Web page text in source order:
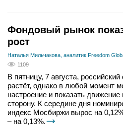
Фондовый рынок
рост
Наталья Мильчакова, аналитик Freedom
1109
В пятницу, 7 августа,
растёт, однако в любой момент
настроение и показать
сторону. К середине дня
индекс Мосбиржи вырос на
– на 0,13%.